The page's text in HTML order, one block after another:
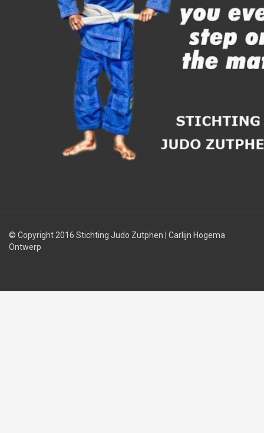
© Copyright 2016 Stichting Judo Zutphen
Carlijn Hogema
Ontwerp